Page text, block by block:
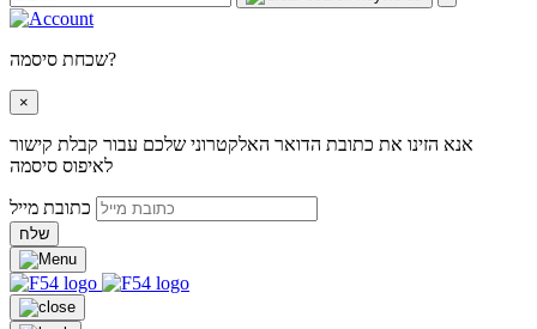
שכחת סיסמה?
×
אנא הזינו את כתובת הדואר האלקטרוני שלכם עבור קבלת קישור
לאיפוס סיסמה
שלח